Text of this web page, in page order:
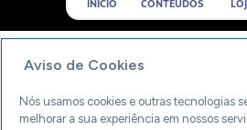
INICIO CONTEÚDOS
Aviso de Cookies
Nós usamos cookies e outras tecnologias
melhorar a sua experiência em nossos